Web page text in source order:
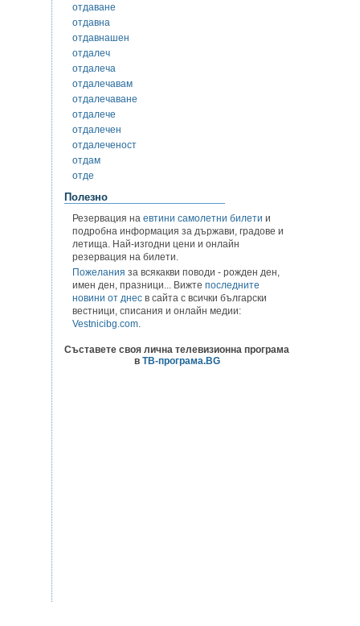
отдаване
отдавна
отдавнашен
отдалеч
отдалеча
отдалечавам
отдалечаване
отдалече
отдалечен
отдалеченост
отдам
отде
Полезно
Резервация на евтини самолетни билети и
подробна информация за държави, градове и
летища. Най-изгодни цени и онлайн
резервация на билети.
Пожелания за всякакви поводи - рожден ден,
имен ден, празници... Вижте последните
новини от днес в сайта с всички български
вестници, списания и онлайн медии:
Vestnicibg.com.
Съставете своя лична телевизионна програма
в ТВ-програма.BG